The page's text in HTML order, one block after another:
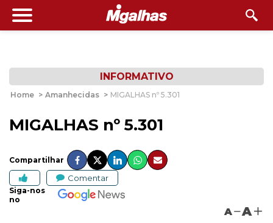
INFORMATIVO
Home > Amanhecidas > MIGALHAS nº 5.301
MIGALHAS nº 5.301
Compartilhar
Comentar
Siga-nos
no
A A